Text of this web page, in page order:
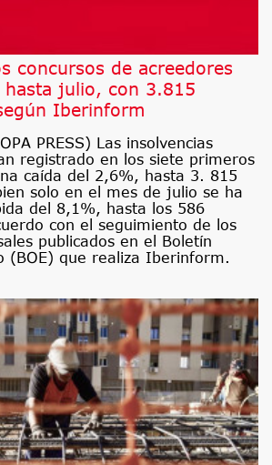
concursos de acreedores
julio, con 3.815
Iberinform
PRESS) Las insolvencias
registrado en los siete primeros
caída del 2,6%, hasta 3. 815
solo en el mes de julio se ha
del 8,1%, hasta los 586
con el seguimiento de los
publicados en el Boletín
(BOE) que realiza Iberinform.